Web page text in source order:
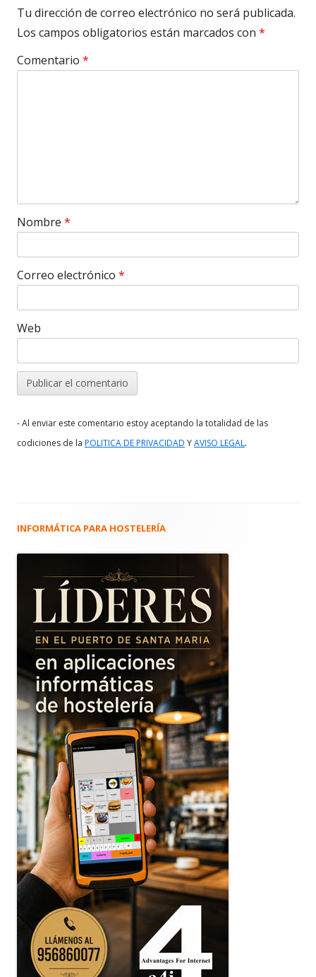
Tu dirección de correo electrónico no será publicada.
Los campos obligatorios están marcados con *
Comentario *
Nombre *
Correo electrónico *
Web
- Al enviar este comentario estoy aceptando la totalidad de las
codiciones de la POLITICA DE PRIVACIDAD YAVISO LEGAL.
Barra
principal
INFORMÁTICA PARA HOSTELERÍA